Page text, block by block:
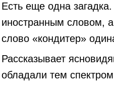
Есть еще одна
иностранным словом,
слово «кондитер»
Рассказывает
обладали тем